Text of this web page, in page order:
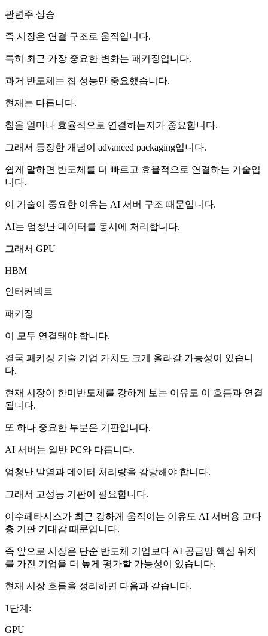
관련주 상승
즉 시장은 연결 구조로 움직입니다.
특히 최근 가장 중요한 변화는 패키징입니다.
과거 반도체는 칩 성능만 중요했습니다.
현재는 다릅니다.
칩을 얼마나 효율적으로 연결하는지가 중요합니다.
그래서 등장한 개념이 advanced packaging입니다.
쉽게 말하면 반도체를 더 빠르고 효율적으로 연결하는 기술입
니다.
이 기술이 중요한 이유는 AI 서버 구조 때문입니다.
AI는 엄청난 데이터를 동시에 처리합니다.
그래서 GPU
HBM
인터커넥트
패키징
이 모두 연결돼야 합니다.
결국 패키징 기술 기업 가치도 크게 올라갈 가능성이 있습니
다.
현재 시장이 한미반도체를 강하게 보는 이유도 이 흐름과 연결
됩니다.
또 하나 중요한 부분은 기판입니다.
AI 서버는 일반 PC와 다릅니다.
엄청난 발열과 데이터 처리량을 감당해야 합니다.
그래서 고성능 기판이 필요합니다.
이수페타시스가 최근 강하게 움직이는 이유도 AI 서버용 고다
층 기판 기대감 때문입니다.
즉 앞으로 시장은 단순 반도체 기업보다 AI 공급망 핵심 위치
를 가진 기업을 더 높게 평가할 가능성이 있습니다.
현재 시장 흐름을 정리하면 다음과 같습니다.
1단계:
GPU